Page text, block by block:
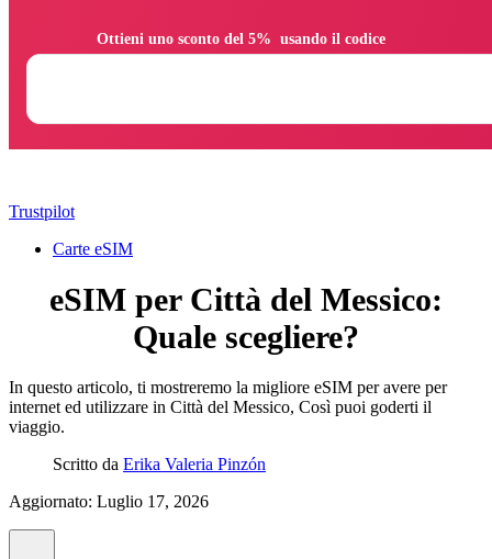
Trustpilot
Carte eSIM
eSIM per Città del Messico:
Quale scegliere?
In questo articolo, ti mostreremo la migliore eSIM per avere per
internet ed utilizzare in Città del Messico, Così puoi goderti il ​​
viaggio.
Scritto da Erika Valeria Pinzón
Aggiornato: Luglio 17, 2026